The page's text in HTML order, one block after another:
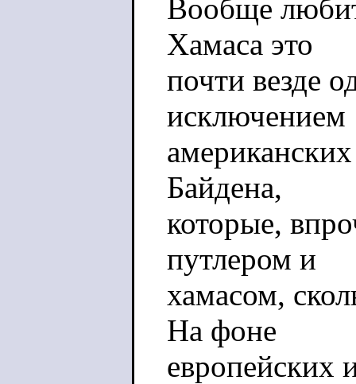
Вообще
Хамаса это
почти везде
исключением
Байдена,
которые,
путлером и
хамасом,
На фоне
европейских